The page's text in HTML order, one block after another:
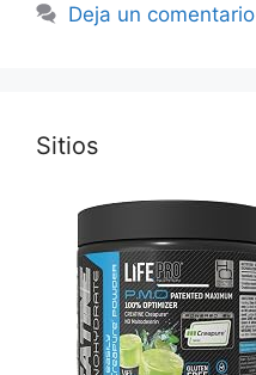
Deja un comentario
Sitios